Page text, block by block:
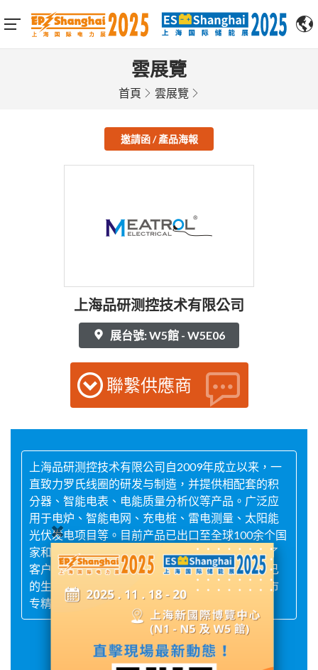
雲展覽
首頁 雲展覽
邀請函 / 產品海報
上海品研测控技术有限公司
展台號: W5館 - W5E06
聯繫供應商
上海品研测控技术有限公司自2009年成立以来，一
直致力罗氏线圈的研发与制造，并提供相配套的积
分器、智能电表、电能质量分析仪等产品。广泛应
用于电炉、智能电网、充电桩、雷电测量、太阳能
光伏发电项目等。目前产品已出口至全球100余个国
家和地区。出货量居行业领先地位，质量也获得了
客户的高度评价。公司在上海、重庆、温州有自己
的生产基地，还荣获了国家高新技术企业、上海市
专精特新企业等荣誉称号。
展品詳情